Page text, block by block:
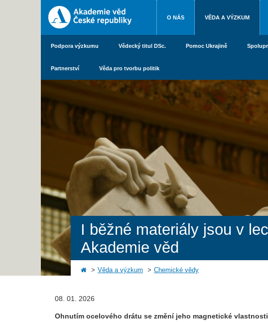
O NÁS VĚDA A VÝZKUM
Podpora výzkumu Vědecký titul DSc. Pomoc Ukrajině
Partnerství Věda pro tvorbu politik
I běžné materiály jsou v
Akademie věd
Věda a výzkum Chemické vědy
08. 01. 2026
Ohnutím ocelového drátu se změní jeho magnetické